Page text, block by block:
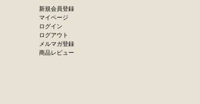
新規会員登録
マイページ
ログイン
ログアウト
メルマガ登録
商品レビュー